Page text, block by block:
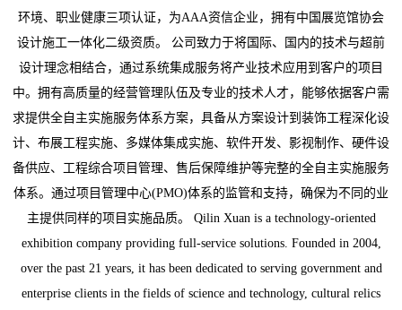
环境、职业健康三项认证，为AAA资信企业，拥有中国展览馆协会
设计施工一体化二级资质。 公司致力于将国际、国内的技术与超前
设计理念相结合，通过系统集成服务将产业技术应用到客户的项目
中。拥有高质量的经营管理队伍及专业的技术人才，能够依据客户需
求提供全自主实施服务体系方案，具备从方案设计到装饰工程深化设
计、布展工程实施、多媒体集成实施、软件开发、影视制作、硬件设
备供应、工程综合项目管理、售后保障维护等完整的全自主实施服务
体系。通过项目管理中心(PMO)体系的监管和支持，确保为不同的业
主提供同样的项目实施品质。 Qilin Xuan is a technology-oriented
exhibition company providing full-service solutions. Founded in 2004,
over the past 21 years, it has been dedicated to serving government and
enterprise clients in the fields of science and technology, cultural relics